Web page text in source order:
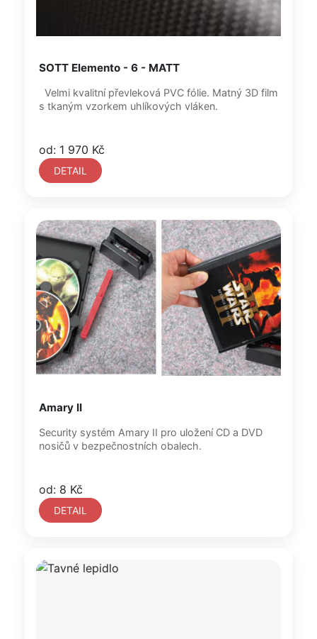
SOTT Elemento - 6 - MATT
s tkaným vzorkem uhlíkových vláken.
od: 1 970 Kč
DETAIL
Amary II
Security systém Amary II pro uložení CD a DVD
nosičů v bezpečnostních obalech.
od: 8 Kč
DETAIL